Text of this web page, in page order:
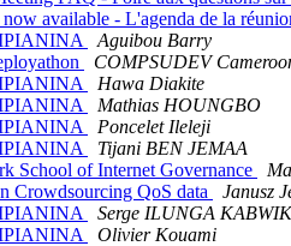
available - L'agenda de la
Aguibou Barry
COMPSUDEV
Hawa Diakite
Mathias HOUNGBO
Poncelet Ileleji
Tijani BEN JEMAA
School of Internet Governance
Crowdsourcing QoS data
Janusz
Serge ILUNGA
Olivier Kouami